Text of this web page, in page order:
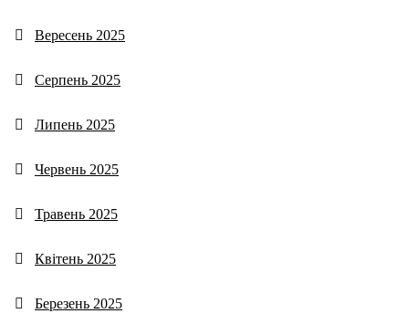
Вересень 2025
Серпень 2025
Липень 2025
Червень 2025
Травень 2025
Квітень 2025
Березень 2025